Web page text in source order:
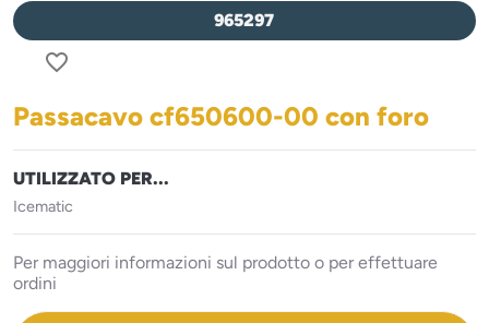
965297
favorite_border
Passacavo cf650600-00 con foro
UTILIZZATO PER...
Icematic
Per maggiori informazioni sul prodotto o per effettuare
ordini